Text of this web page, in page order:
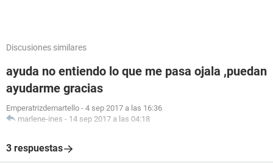
Discusiones similares
ayuda no entiendo lo que me pasa ojala ,puedan
ayudarme gracias
Emperatrizdemartello - 4 sep 2017 a las 16:36
marlene-ines - 14 sep 2017 a las 04:18
3 respuestas